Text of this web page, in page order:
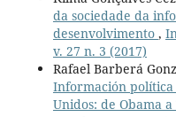
da sociedade da
desenvolvimento ,
v. 27 n. 3 (2017)
Rafael Barberá
Información política
Unidos: de Obama